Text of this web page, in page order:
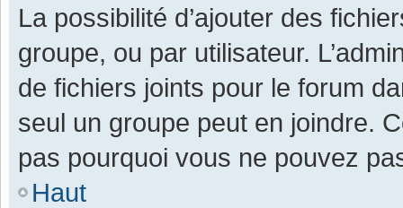
La possibilité d’ajouter des
groupe, ou par utilisateur.
de fichiers joints pour le forum
seul un groupe peut en joindre.
pas pourquoi vous ne pouvez
Haut